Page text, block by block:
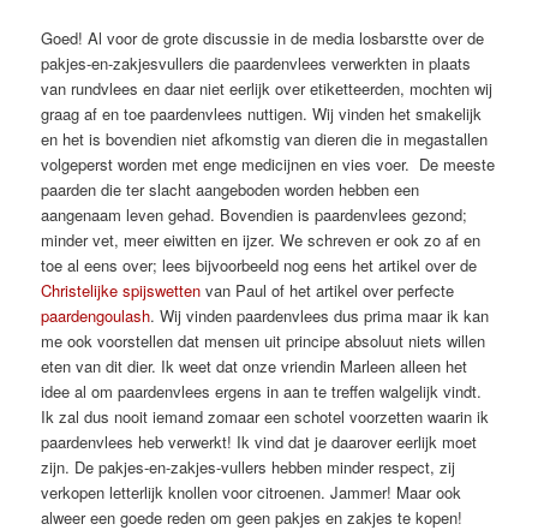
Goed! Al voor de grote discussie in de media losbarstte over de
pakjes-en-zakjesvullers die paardenvlees verwerkten in plaats
van rundvlees en daar niet eerlijk over etiketteerden, mochten wij
graag af en toe paardenvlees nuttigen. Wij vinden het smakelijk
en het is bovendien niet afkomstig van dieren die in megastallen
volgeperst worden met enge medicijnen en vies voer. De meeste
paarden die ter slacht aangeboden worden hebben een
aangenaam leven gehad. Bovendien is paardenvlees gezond;
minder vet, meer eiwitten en ijzer. We schreven er ook zo af en
toe al eens over; lees bijvoorbeeld nog eens het artikel over de
Christelijke spijswetten van Paul of het artikel over perfecte
paardengoulash. Wij vinden paardenvlees dus prima maar ik kan
me ook voorstellen dat mensen uit principe absoluut niets willen
eten van dit dier. Ik weet dat onze vriendin Marleen alleen het
idee al om paardenvlees ergens in aan te treffen walgelijk vindt.
Ik zal dus nooit iemand zomaar een schotel voorzetten waarin ik
paardenvlees heb verwerkt! Ik vind dat je daarover eerlijk moet
zijn. De pakjes-en-zakjes-vullers hebben minder respect, zij
verkopen letterlijk knollen voor citroenen. Jammer! Maar ook
alweer een goede reden om geen pakjes en zakjes te kopen!